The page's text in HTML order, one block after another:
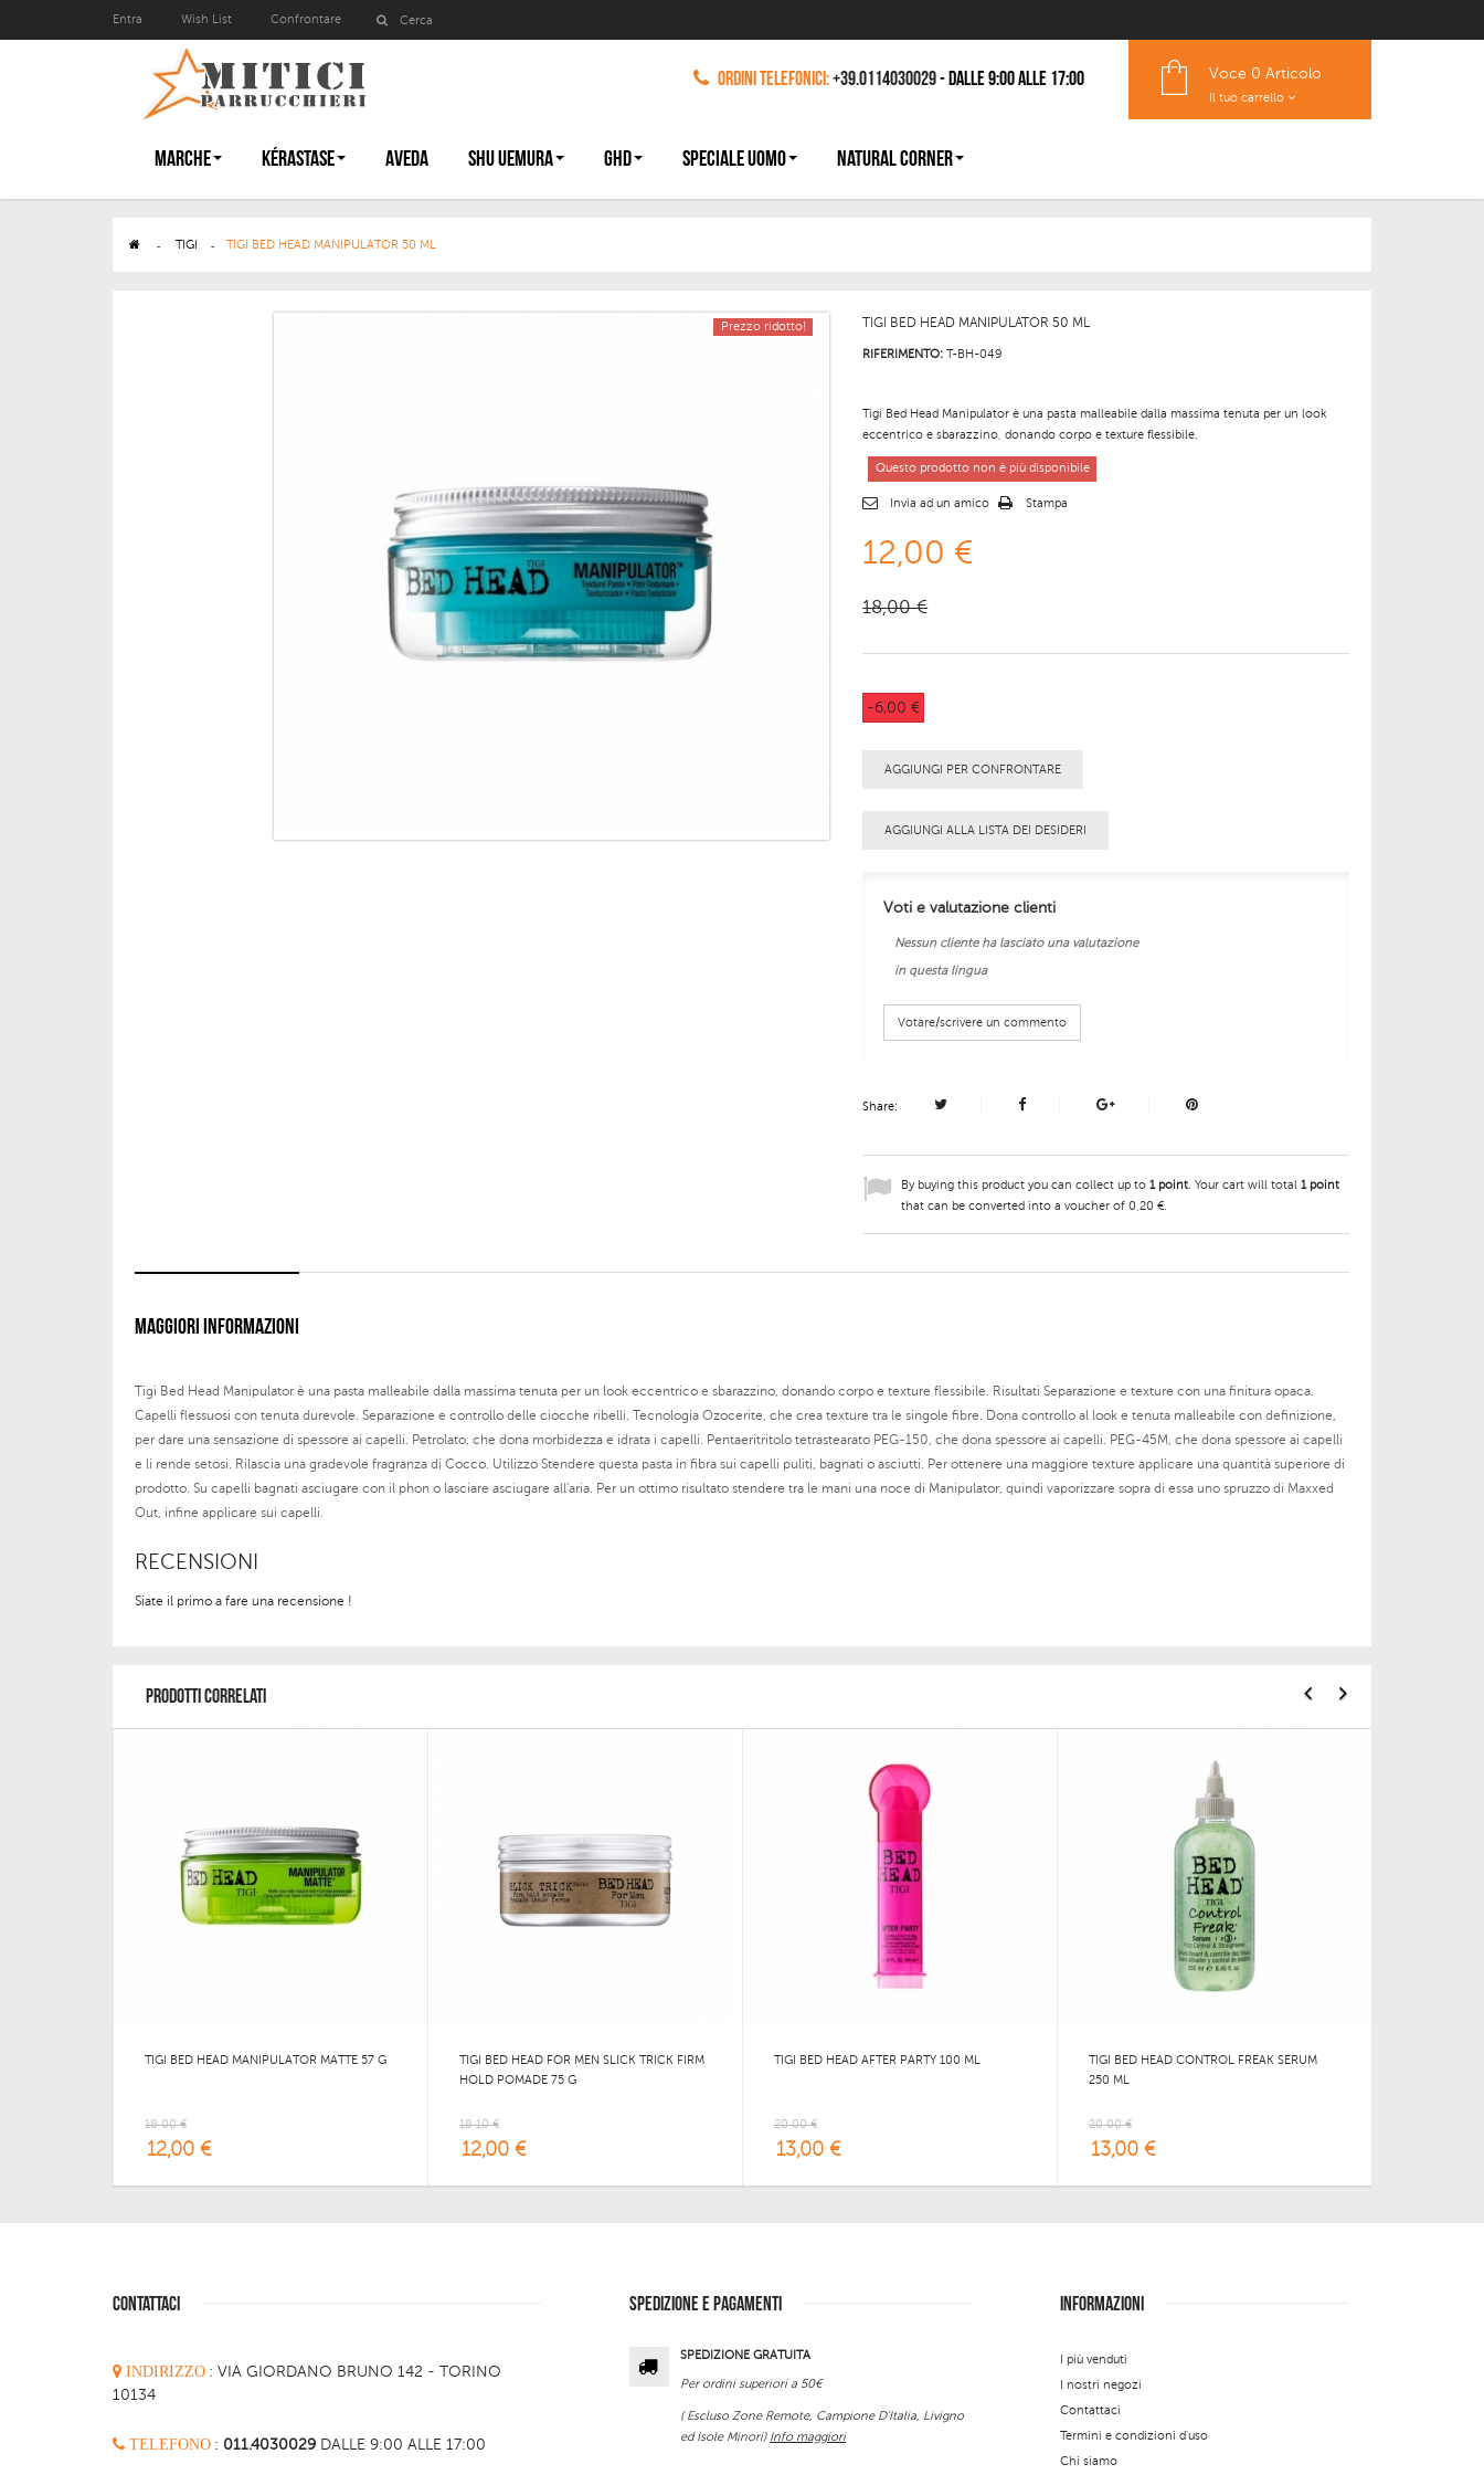
Entra Wish List Confrontare
Ordini Telefonici:+39.0114030029- dalle 9:00 alle 17:00 Voce 0 Articolo
Il tuo carrello
MARCHE KÉRASTASE AVEDA SHU UEMURA GHD SPECIALE UOMO NATURAL CORNER
> TIGI > TIGI BED HEAD MANIPULATOR 50 ML
Prezzo ridotto! TIGI BED HEAD MANIPULATOR 50 ML
RIFERIMENTO: T-BH-049
Tigi Bed Head Manipulator è una pasta malleabile dalla massima tenuta per un look
eccentrico e sbarazzino, donando corpo e texture flessibile.
Questo prodotto non è più disponibile
Invia ad un amico Stampa
12,00 €
18,00 €
-6,00 €
AGGIUNGI PER CONFRONTARE
AGGIUNGI ALLA LISTA DEI DESIDERI
Voti e valutazione clienti
Nessun cliente ha lasciato una valutazione
in questa lingua
Votare/scrivere un commento
Share:
By buying this product you can collect up to1point. Your cart will total1point
that can be converted into a voucher of0,20 €.
MAGGIORI INFORMAZIONI
Tigi Bed Head Manipulator è una pasta malleabile dalla massima tenuta per un look eccentrico e sbarazzino, donando corpo e texture flessibile. Risultati Separazione e texture con una finitura opaca.
Capelli flessuosi con tenuta durevole. Separazione e controllo delle ciocche ribelli. Tecnologia Ozocerite, che crea texture tra le singole fibre. Dona controllo al look e tenuta malleabile con definizione,
per dare una sensazione di spessore ai capelli. Petrolato, che dona morbidezza e idrata i capelli. Pentaeritritolo tetrastearato PEG-150, che dona spessore ai capelli. PEG-45M, che dona spessore ai capelli
e li rende setosi. Rilascia una gradevole fragranza di Cocco. Utilizzo Stendere questa pasta in fibra sui capelli puliti, bagnati o asciutti. Per ottenere una maggiore texture applicare una quantità superiore di
prodotto. Su capelli bagnati asciugare con il phon o lasciare asciugare all'aria. Per un ottimo risultato stendere tra le mani una noce di Manipulator, quindi vaporizzare sopra di essa uno spruzzo di Maxxed
Out, infine applicare sui capelli.
RECENSIONI
Siate il primo a fare una recensione !
PRODOTTI CORRELATI
TIGI BED HEAD MANIPULATOR MATTE 57 G
18,00 €
12,00 €
TIGI BED HEAD FOR MEN SLICK TRICK FIRM
HOLD POMADE 75 G
18,10 €
12,00 €
TIGI BED HEAD AFTER PARTY 100 ML
20,00 €
13,00 €
TIGI BED HEAD CONTROL FREAK SERUM
250 ML
20,00 €
13,00 €
CONTATTACI
INDIRIZZO : VIA GIORDANO BRUNO 142 - TORINO
10134
TELEFONO : 011.4030029 DALLE 9:00 ALLE 17:00
SPEDIZIONE E PAGAMENTI
SPEDIZIONE GRATUITA
Per ordini superiori a 50€
( Escluso Zone Remote, Campione D'Italia, Livigno
ed Isole Minori) Info maggiori
INFORMAZIONI
I più venduti
I nostri negozi
Contattaci
Termini e condizioni d'uso
Chi siamo